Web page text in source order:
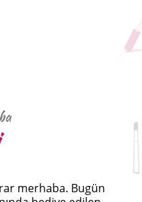
merhaba. Bugün